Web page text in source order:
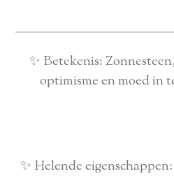
✨ Betekenis:
optimisme en moed in
✨ Helende